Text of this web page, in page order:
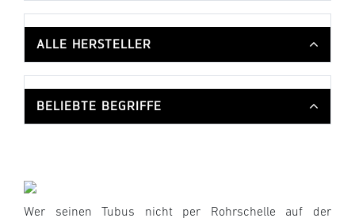
ALLE HERSTELLER
BELIEBTE BEGRIFFE
Wer seinen Tubus nicht per Rohrschelle auf der